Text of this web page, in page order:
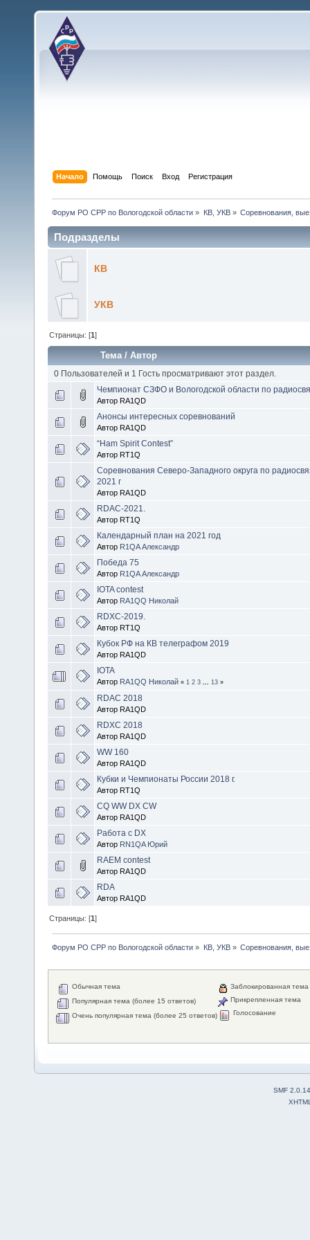
Начало Помощь Поиск Вход Регистрация
Форум РО СРР по Вологодской области » КВ, УКВ» Соревнования,
Подразделы
КВ
УКВ
Страницы: [1]
Тема/Автор
0 Пользователей и 1 Гость просматривают этот раздел.
Чемпионат СЗФО и Вологодской области по
Автор RA1QD
Анонсы интересных соревнований
Автор RA1QD
“Ham Spirit Contest”
Автор RT1Q
Соревнования Северо-Западного округа по
2021 г
Автор RA1QD
RDAC-2021.
Автор RT1Q
Календарный план на 2021 год
Автор R1QA Александр
Победа 75
Автор R1QA Александр
IOTA contest
Автор RA1QQ Николай
RDXC-2019.
Автор RT1Q
Кубок РФ на КВ телеграфом 2019
Автор RA1QD
IOTA
Автор RA1QQ Николай « 1 2 3 ... 13 »
RDAC 2018
Автор RA1QD
RDXC 2018
Автор RA1QD
WW 160
Автор RA1QD
Кубки и Чемпионаты России 2018 г.
Автор RT1Q
CQ WW DX CW
Автор RA1QD
Работа с DX
Автор RN1QA Юрий
RAEM contest
Автор RA1QD
RDA
Автор RA1QD
Страницы: [1]
Форум РО СРР по Вологодской области » КВ, УКВ» Соревнования,
Обычная тема
Популярная тема (более 15 ответов)
Очень популярная тема (более 25 ответов)
Заблокированная тема
Прикрепленная тема
Голосование
SMF 2.0.14